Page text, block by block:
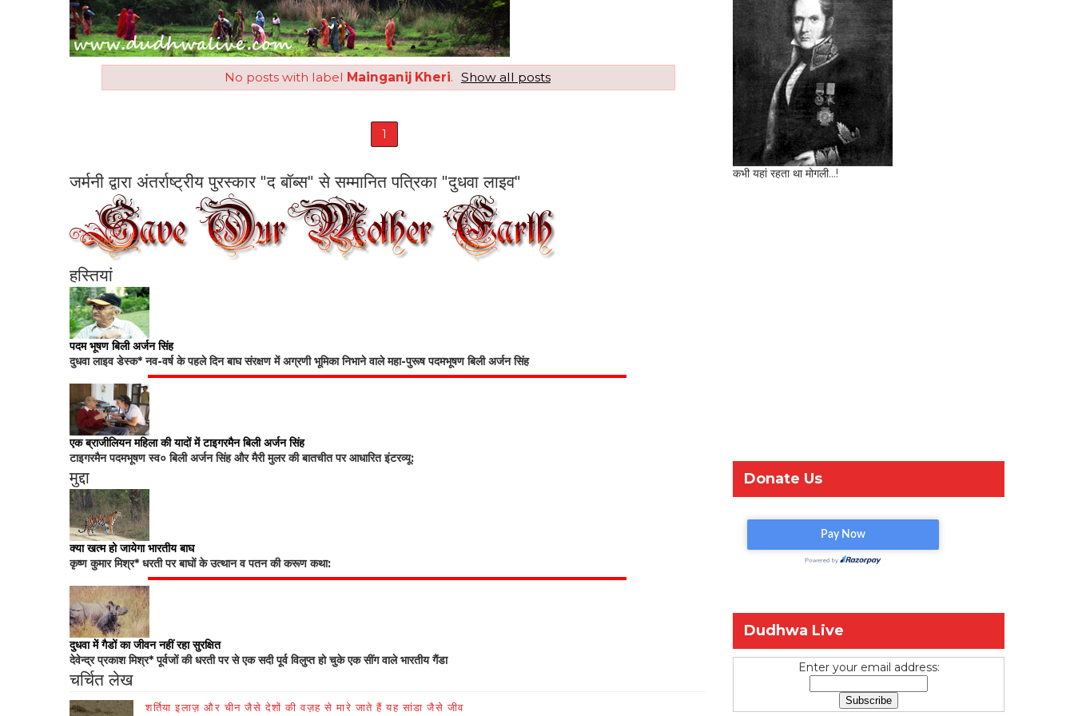
No posts with label Mainganij Kheri. Show all posts
1
जर्मनी द्वारा अंतर्राष्ट्रीय पुरस्कार "द बॉब्स" से सम्मानित पत्रिका "दुधवा लाइव"
हस्तियां
पदम भूषण बिली अर्जन सिंह
दुधवा लाइव डेस्क* नव-वर्ष के पहले दिन बाघ संरक्षण में अग्रणी भूमिका निभाने वाले महा-पुरूष पदमभूषण बिली अर्जन सिंह
एक ब्राजीलियन महिला की यादों में टाइगरमैन बिली अर्जन सिंह
टाइगरमैन पदमभूषण स्व० बिली अर्जन सिंह और मैरी मुलर की बातचीत पर आधारित इंटरव्यू:
मुद्दा
क्या खत्म हो जायेगा भारतीय बाघ
कृष्ण कुमार मिश्र* धरती पर बाघों के उत्थान व पतन की करूण कथा:
दुधवा में गैडों का जीवन नहीं रहा सुरक्षित
देवेन्द्र प्रकाश मिश्र* पूर्वजों की धरती पर से एक सदी पूर्व विलुप्त हो चुके एक सींग वाले भारतीय गैंडा
चर्चित लेख
शर्तिया इलाज़ और चीन जैसे देशों की वज़ह से मारे जाते हैं यह सांडा जैसे जीव
कभी यहां रहता था मोगली...!
Donate Us
Dudhwa Live
Enter your email address: